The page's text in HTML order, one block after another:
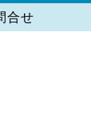
合せ